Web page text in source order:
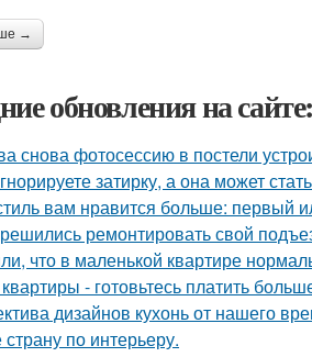
→
обновления на сайте:
снова фотосессию в постели
затирку, а она может
вам нравится больше: первый
ремонтировать свой
что в маленькой квартире
- готовьтесь платить
дизайнов кухонь от нашего
страну по интерьеру.